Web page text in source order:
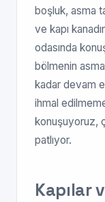
boşluk, asma
ve kapı
odasında
bölmenin
kadar devam
ihmal
konuşuyoruz,
patlıyor.
Kapılar